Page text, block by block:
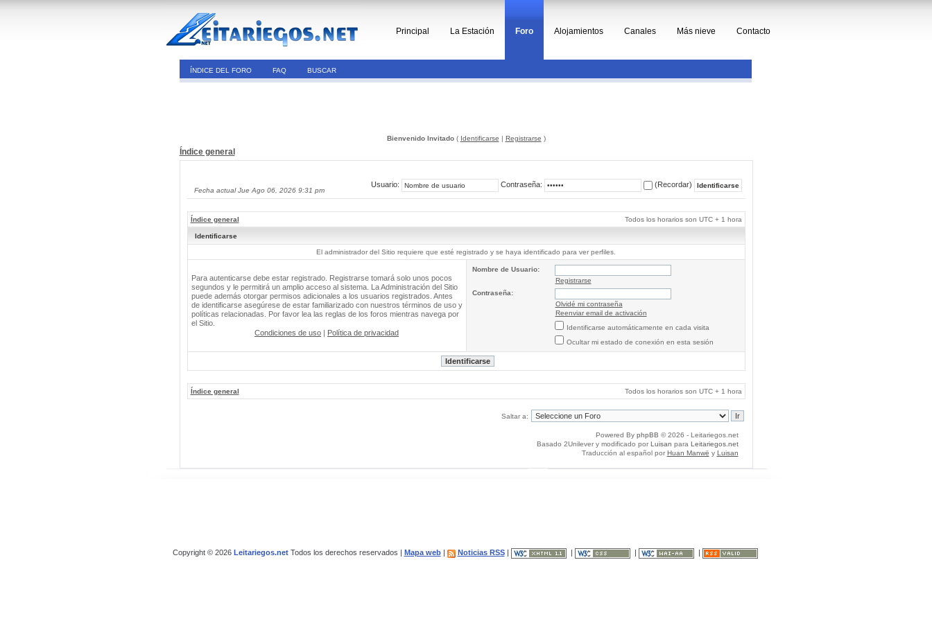
Principal La Estación Foro Alojamientos Canales Más nieve Contacto
ÍNDICE DEL FORO FAQ BUSCAR
Bienvenido Invitado( Identificarse | Registrarse )
Índice general
Fecha actual Jue Ago 06, 2026 9:31 pm
Usuario: Contraseña: (Recordar)
Índice general Todos los horarios son UTC + 1 hora
Identificarse
El administrador del Sitio requiere que esté registrado y se haya identificado para ver perfiles.
Para autenticarse debe estar registrado. Registrarse tomará solo unos pocos
segundos y le permitirá un amplio acceso al sistema. La Administración del Sitio
puede además otorgar permisos adicionales a los usuarios registrados. Antes
de identificarse asegúrese de estar familiarizado con nuestros términos de uso y
políticas relacionadas. Por favor lea las reglas de los foros mientras navega por
el Sitio.
Condiciones de uso | Política de privacidad
Nombre de Usuario:
Registrarse
Contraseña:
Olvidé mi contraseña
Reenviar email de activación
Identificarse automáticamente en cada visita
Ocultar mi estado de conexión en esta sesión
Índice general Todos los horarios son UTC + 1 hora
Saltar a:
Powered By phpBB © 2026 - Leitariegos.net
Basado 2Unilever y modificado por Luisan para Leitariegos.net
Traducción al español por Huan Manwë y Luisan
Copyright © 2026 Leitariegos.netTodos los derechos reservados | Mapa web| Noticias RSS|